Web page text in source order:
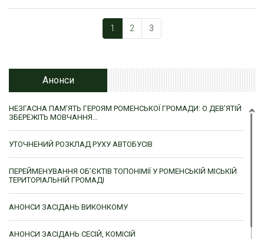
1 2 3
Анонси
НЕЗГАСНА ПАМ’ЯТЬ ГЕРОЯМ РОМЕНСЬКОЇ ГРОМАДИ: О ДЕВ’ЯТІЙ
ЗБЕРЕЖІТЬ МОВЧАННЯ…
УТОЧНЕНИЙ РОЗКЛАД РУХУ АВТОБУСІВ
ПЕРЕЙМЕНУВАННЯ ОБ’ЄКТІВ ТОПОНІМІЇ У РОМЕНСЬКІЙ МІСЬКІЙ
ТЕРИТОРІАЛЬНІЙ ГРОМАДІ
АНОНСИ ЗАСІДАНЬ ВИКОНКОМУ
АНОНСИ ЗАСІДАНЬ СЕСІЙ, КОМІСІЙ